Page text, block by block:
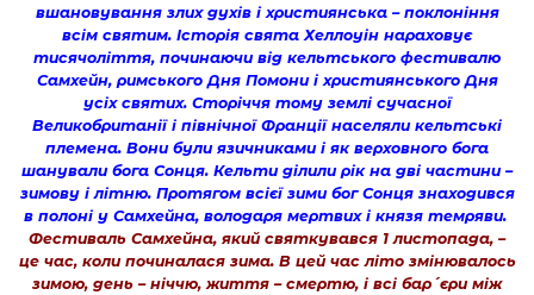
вшановування злих духів і християнська – поклоніння
всім святим. Історія свята Хеллоуін нараховує
тисячоліття, починаючи від кельтського фестивалю
Самхейн, римського Дня Помони і християнського Дня
усіх святих. Сторіччя тому землі сучасної
Великобританії і північної Франції населяли кельтські
племена. Вони були язичниками і як верховного бога
шанували бога Сонця. Кельти ділили рік на дві частини –
зимову і літню. Протягом всієї зими бог Сонця знаходився
в полоні у Самхейна, володаря мертвих і князя темряви.
Фестиваль Самхейна, який святкувався 1 листопада, –
це час, коли починалася зима. В цей час літо змінювалось
зимою, день – ніччю, життя – смертю, і всі бар´єри між